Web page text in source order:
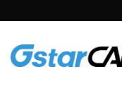
content